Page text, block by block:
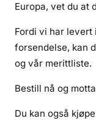
Europa, vet du at
Fordi vi har levert
forsendelse, kan
og vår merittliste.
Bestill nå og
Du kan også